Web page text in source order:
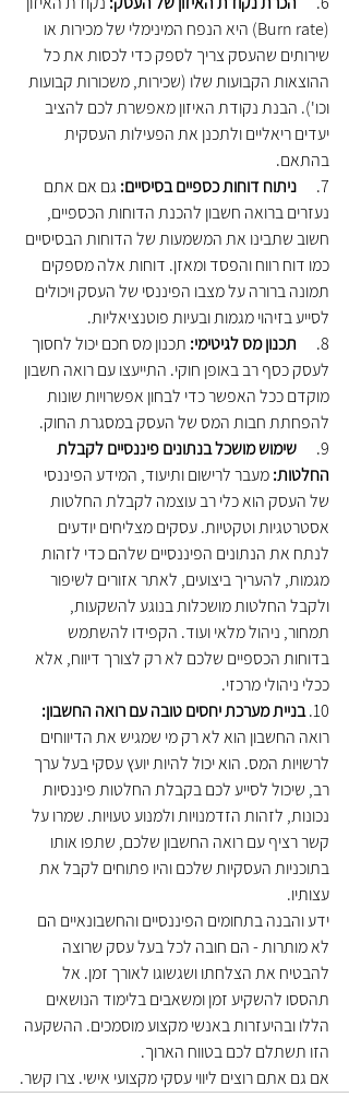
(Burn rate) היא הנפח המינימלי של מכירות או
שירותים שהעסק צריך לספק כדי לכסות את כל
ההוצאות הקבועות שלו (שכירות, משכורות קבועות
וכו'). הבנת נקודת האיזון מאפשרת לכם להציב
יעדים ריאליים ולתכנן את הפעילות העסקית
בהתאם.
7.
ניתוח דוחות כספיים בסיסיים: גם אם אתם
נעזרים ברואה חשבון להכנת הדוחות הכספיים,
חשוב שתבינו את המשמעות של הדוחות הבסיסיים
כמו דוח רווח והפסד ומאזן. דוחות אלה מספקים
תמונה ברורה על מצבו הפיננסי של העסק ויכולים
לסייע בזיהוי מגמות ובעיות פוטנציאליות.
8.
תכנון מס לגיטימי: תכנון מס חכם יכול לחסוך
לעסק כסף רב באופן חוקי. התייעצו עם רואה חשבון
מוקדם ככל האפשר כדי לבחון אפשרויות שונות
להפחתת חבות המס של העסק במסגרת החוק.
9.
שימוש מושכל בנתונים פיננסיים לקבלת
החלטות: מעבר לרישום ותיעוד, המידע הפיננסי
של העסק הוא כלי רב עוצמה לקבלת החלטות
אסטרטגיות וטקטיות. עסקים מצליחים יודעים
לנתח את הנתונים הפיננסיים שלהם כדי לזהות
מגמות, להעריך ביצועים, לאתר אזורים לשיפור
ולקבל החלטות מושכלות בנוגע להשקעות,
תמחור, ניהול מלאי ועוד. הקפידו להשתמש
בדוחות הכספיים שלכם לא רק לצורך דיווח, אלא
ככלי ניהולי מרכזי.
10. בניית מערכת יחסים טובה עם רואה החשבון:
רואה החשבון הוא לא רק מי שמגיש את הדיווחים
לרשויות המס. הוא יכול להיות יועץ עסקי בעל ערך
רב, שיכול לסייע לכם בקבלת החלטות פיננסיות
נכונות, לזהות הזדמנויות ולמנוע טעויות. שמרו על
קשר רציף עם רואה החשבון שלכם, שתפו אותו
בתוכניות העסקיות שלכם והיו פתוחים לקבל את
עצותיו.
ידע והבנה בתחומים הפיננסיים והחשבונאיים הם
לא מותרות - הם חובה לכל בעל עסק שרוצה
להבטיח את הצלחתו ושגשוגו לאורך זמן. אל
תהססו להשקיע זמן ומשאבים בלימוד הנושאים
הללו ובהיעזרות באנשי מקצוע מוסמכים. ההשקעה
הזו תשתלם לכם בטווח הארוך.
אם גם אתם רוצים ליווי עסקי מקצועי אישי. צרו קשר.